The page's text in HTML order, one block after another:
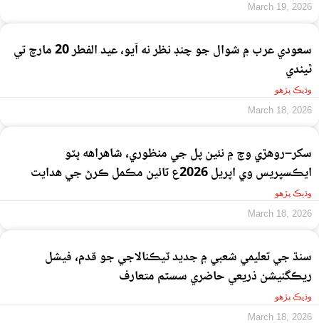
March 19, 2026
سعودي عرب ۾ شوال جو چنڊ نظر نه آيو، عيد الفطر 20 مارچ تي
ٿيندي
وڌيڪ پڙهو
March 18, 2026
سکر–روهڙي وچ ۾ نئين پل جي منظوري، شاهراهه ڀٽو
ايڪسپريس وي اپريل 2026ع تائين مڪمل ڪرڻ جي هدايت
وڌيڪ پڙهو
March 18, 2026
سنڌ جي تعليمي شعبي ۾ جديد ٽيڪنالاجي جو قدم، فيشل
ريڪگنيشن ذريعي حاضري سسٽم متعارف
وڌيڪ پڙهو
March 18, 2026